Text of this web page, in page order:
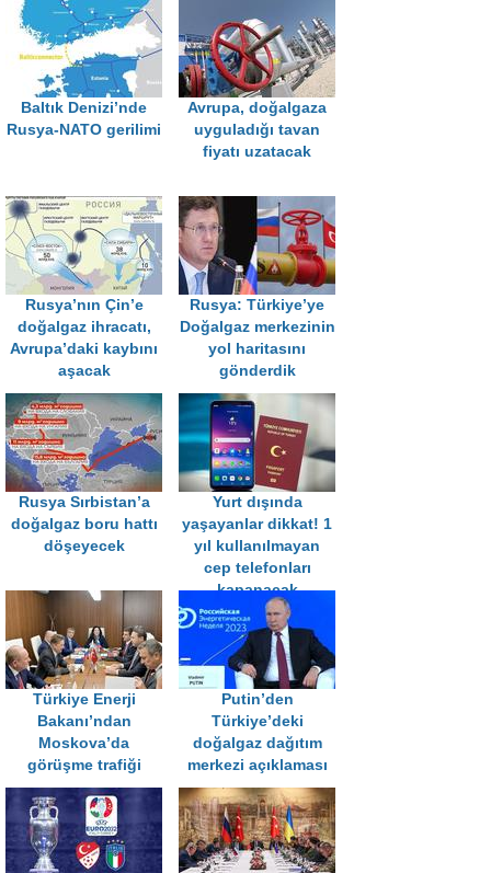
Baltık Denizi’nde
Rusya-NATO gerilimi
Avrupa, doğalgaza
uyguladığı tavan
fiyatı uzatacak
Rusya’nın Çin’e
doğalgaz ihracatı,
Avrupa’daki kaybını
aşacak
Rusya: Türkiye’ye
Doğalgaz merkezinin
yol haritasını
gönderdik
Rusya Sırbistan’a
doğalgaz boru hattı
döşeyecek
Yurt dışında
yaşayanlar dikkat! 1
yıl kullanılmayan
cep telefonları
kapanacak
Türkiye Enerji
Bakanı’ndan
Moskova’da
görüşme trafiği
Putin’den
Türkiye’deki
doğalgaz dağıtım
merkezi açıklaması